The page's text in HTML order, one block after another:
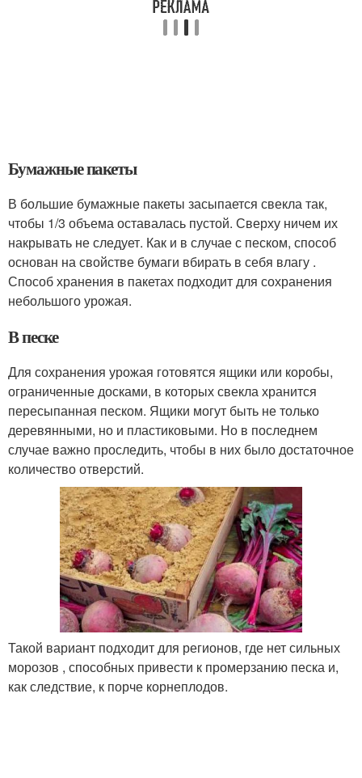
Бумажные пакеты
В большие бумажные пакеты засыпается свекла так,
чтобы 1/3 объема оставалась пустой. Сверху ничем их
накрывать не следует. Как и в случае с песком, способ
основан на свойстве бумаги вбирать в себя влагу .
Способ хранения в пакетах подходит для сохранения
небольшого урожая.
В песке
Для сохранения урожая готовятся ящики или коробы,
ограниченные досками, в которых свекла хранится
пересыпанная песком. Ящики могут быть не только
деревянными, но и пластиковыми. Но в последнем
случае важно проследить, чтобы в них было достаточное
количество отверстий.
Такой вариант подходит для регионов, где нет сильных
морозов , способных привести к промерзанию песка и,
как следствие, к порче корнеплодов.